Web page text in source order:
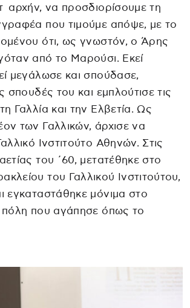
αρχήν, να προσδιορίσουμε τη
που τιμούμε απόψε, με το
ότι, ως γνωστόν, ο Άρης
από το Μαρούσι. Εκεί
μεγάλωσε και σπούδασε,
σπουδές του και εμπλούτισε τις
Γαλλία και την Ελβετία. Ως
των Γαλλικών, άρχισε να
Ινστιτούτο Αθηνών. Στις
του ΄60, μετατέθηκε στο
του Γαλλικού Ινστιτούτου,
εγκαταστάθηκε μόνιμα στο
πόλη που αγάπησε όπως το